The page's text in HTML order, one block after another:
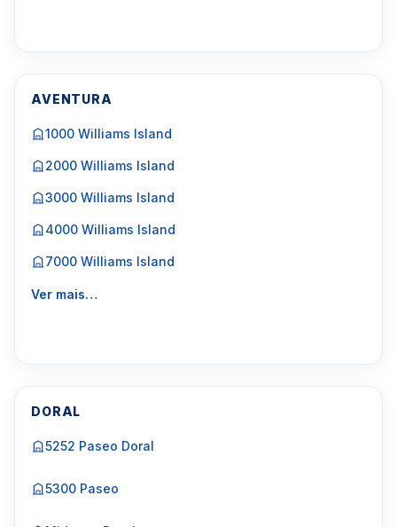
AVENTURA
1000 Williams Island
2000 Williams Island
3000 Williams Island
4000 Williams Island
7000 Williams Island
Ver mais…
DORAL
5252 Paseo Doral
5300 Paseo